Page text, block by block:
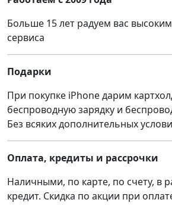
Больше 15 лет радуем вас
сервиса
Подарки
При покупке iPhone дарим
беспроводную зарядку и
Без всяких дополнительных
Оплата, кредиты и рассрочки
Наличными, по карте, по счету, в
кредит. Скидка по акции при